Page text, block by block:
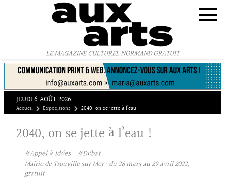
LE MAGAZINE CULTUREL NORMAND GRATUIT
JEUDI 6 AOÛT 2026
Accueil Expositions 2040, on se jette à l’eau !
2040, on se jette à l’eau !
#Appel à idées
#Débat
Mairie de Trouville sur Mer · du 28 mars au 29 avril 2022,
gratuit.
Panneau de gestion des cookies